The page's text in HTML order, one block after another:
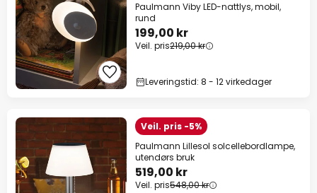
Paulmann Viby LED-nattlys, mobil,
rund
199,00 kr
Veil. pris219,00 kr
Leveringstid: 8 - 12 virkedager
Veil. pris -5%
Paulmann Lillesol solcellebordlampe,
utendørs bruk
519,00 kr
Veil. pris548,00 kr